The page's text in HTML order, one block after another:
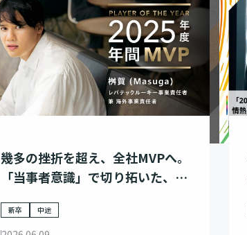
幾多の挫折を超え、全社MVPへ。
「当事者意識」で切り拓いた、泥
新卒 中途